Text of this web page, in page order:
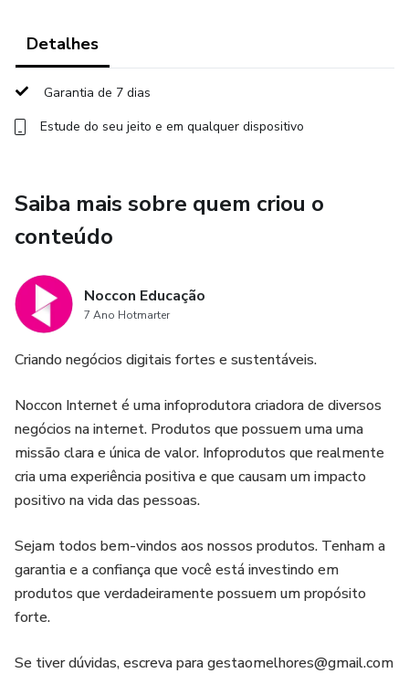
Detalhes
Garantia de 7 dias
Estude do seu jeito e em qualquer dispositivo
Saiba mais sobre quem criou o
conteúdo
Noccon Educação
7 Ano Hotmarter
Criando negócios digitais fortes e sustentáveis.
Noccon Internet é uma infoprodutora criadora de diversos
negócios na internet. Produtos que possuem uma uma
missão clara e única de valor. Infoprodutos que realmente
cria uma experiência positiva e que causam um impacto
positivo na vida das pessoas.
Sejam todos bem-vindos aos nossos produtos. Tenham a
garantia e a confiança que você está investindo em
produtos que verdadeiramente possuem um propósito
forte.
Se tiver dúvidas, escreva para gestaomelhores@gmail.com